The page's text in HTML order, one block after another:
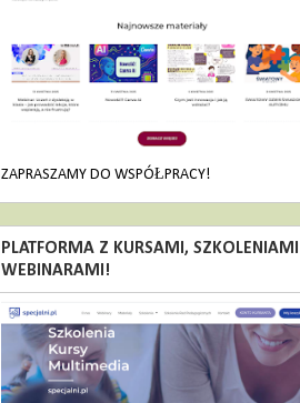
ZAPRASZAMY DO WSPÓŁPRACY!
PLATFORMA Z KURSAMI, SZKOLENIAMI I
WEBINARAMI!